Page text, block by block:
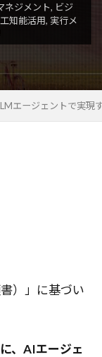
ネジメント, ビジ
知能活用, 実行メ
エージェントで実現
）」に基づい
、AIエージェ